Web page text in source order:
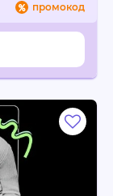
промокод